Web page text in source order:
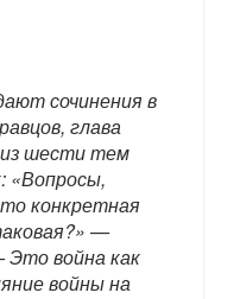
сочинения в
глава
шести тем
«Вопросы,
конкретная
—
война как
войны на